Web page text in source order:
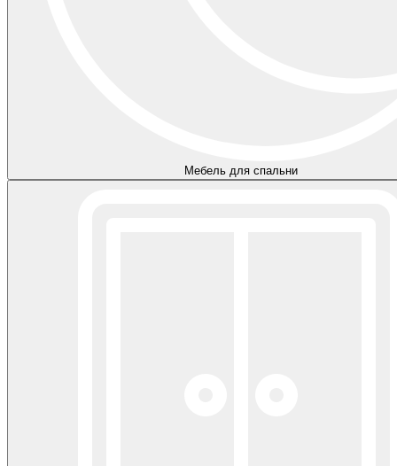
Мебель для спальни